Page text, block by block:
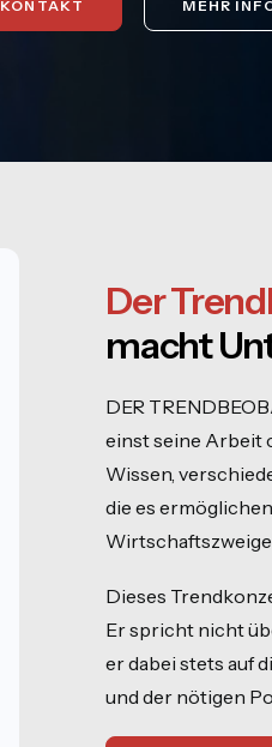
KONTAKT MEHR
Der
macht
DER
einst seine Arbeit
Wissen,
die es
Dieses
Er spricht nicht
er dabei stets auf
und der nötigen